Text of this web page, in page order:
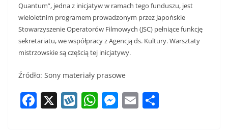
Quantum”, jedna z inicjatyw w ramach tego funduszu, jest
wieloletnim programem prowadzonym przez Japońskie
Stowarzyszenie Operatorów Filmowych (JSC) pełniące funkcję
sekretariatu, we współpracy z Agencją ds. Kultury. Warsztaty
mistrzowskie są częścią tej inicjatywy.
Źródło: Sony materiały prasowe
F X W W M E